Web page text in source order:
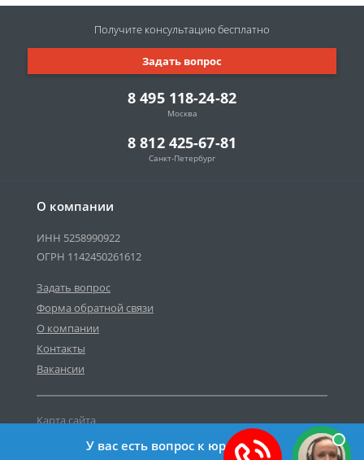
О компании
ИНН 5258990922
ОГРН 1142450261612
Задать вопрос
Форма обратной связи
О компании
Контакты
Вакансии
Карта сайта
Политика персональных данных
8 495 118-24-82
Москва
8 812 425-67-81
Санкт-Петербург
Задать вопрос
Получите консультациюбесплатно
У вас есть вопрос к юристу?